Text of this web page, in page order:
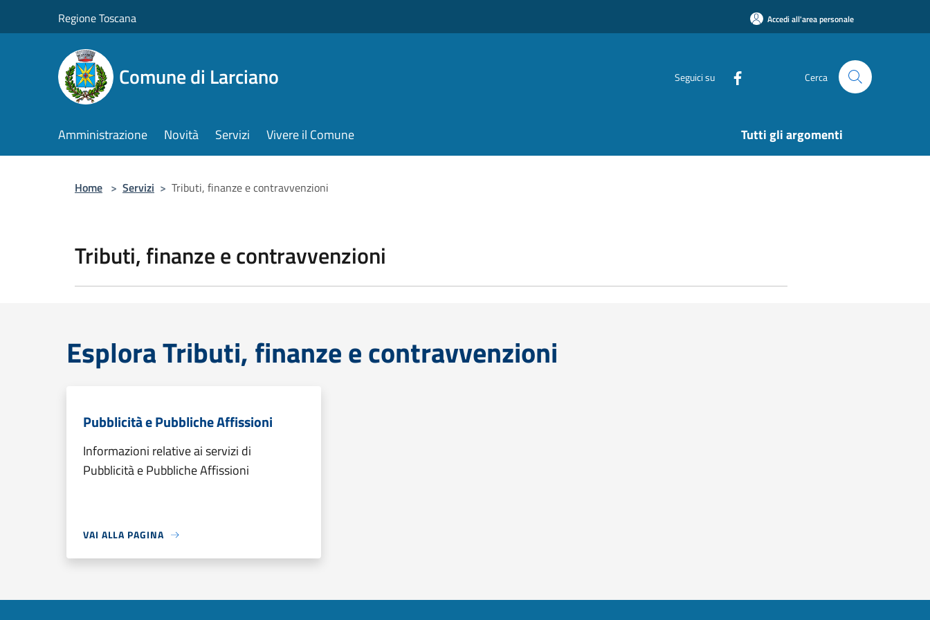
Regione Toscana Accedi all'area personale
Comune di Larciano Seguici su Cerca
Amministrazione Novità Servizi Vivere il Comune Tutti gli argomenti
Home > Servizi > Tributi, finanze e contravvenzioni
Tributi, finanze e contravvenzioni
Esplora Tributi, finanze e contravvenzioni
Pubblicità e Pubbliche Affissioni
Informazioni relative ai servizi di
Pubblicità e Pubbliche Affissioni
VAI ALLA PAGINA